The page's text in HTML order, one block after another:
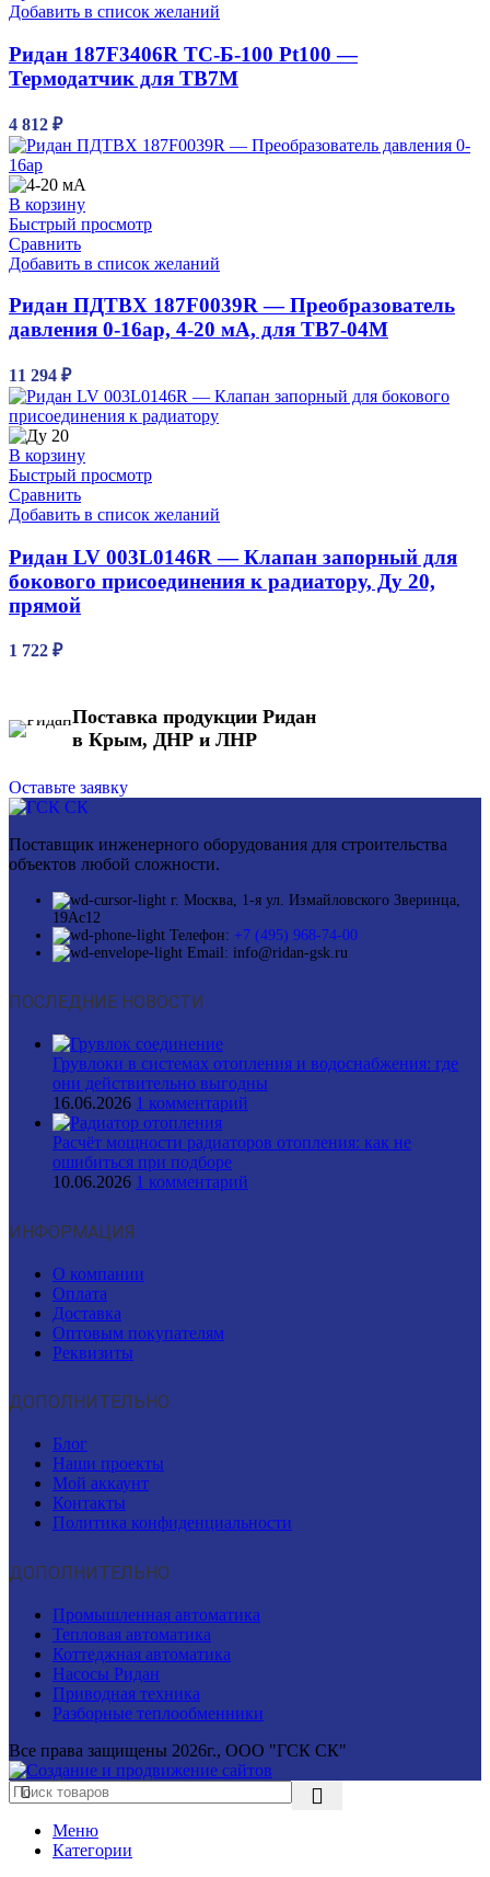
Добавить в список желаний
Ридан 187F3406R ТС-Б-100 Pt100 —
Термодатчик для ТВ7М
4 812 ₽
В корзину
Быстрый просмотр
Сравнить
Добавить в список желаний
Ридан ПДТВХ 187F0039R — Преобразователь
давления 0-16ар, 4-20 мА, для ТВ7-04М
11 294 ₽
В корзину
Быстрый просмотр
Сравнить
Добавить в список желаний
Ридан LV 003L0146R — Клапан запорный для
бокового присоединения к радиатору, Ду 20,
прямой
1 722 ₽
Поставка продукции Ридан
в Крым, ДНР и ЛНР
Оставьте заявку
Поставщик инженерного оборудования для строительства
объектов любой сложности.
г. Москва, 1-я ул. Измайловского Зверинца,
19Ас12
Телефон: +7 (495) 968-74-00
Email: info@ridan-gsk.ru
ПОСЛЕДНИЕ НОВОСТИ
Грувлоки в системах отопления и водоснабжения: где
они действительно выгодны
16.06.2026 1 комментарий
Расчёт мощности радиаторов отопления: как не
ошибиться при подборе
10.06.2026 1 комментарий
ИНФОРМАЦИЯ
О компании
Оплата
Доставка
Оптовым покупателям
Реквизиты
ДОПОЛНИТЕЛЬНО
Блог
Наши проекты
Мой аккаунт
Контакты
Политика конфиденциальности
ДОПОЛНИТЕЛЬНО
Промышленная автоматика
Тепловая автоматика
Коттеджная автоматика
Насосы Ридан
Приводная техника
Разборные теплообменники
Все права защищены 2026г., ООО "ГСК СК"
Меню
Категории